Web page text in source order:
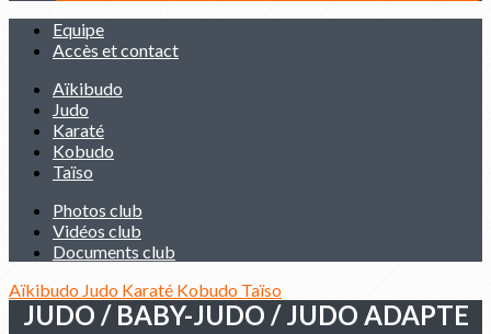
Equipe
Accès et contact
Aïkibudo
Judo
Karaté
Kobudo
Taïso
Photos club
Vidéos club
Documents club
Aïkibudo Judo Karaté Kobudo Taïso
JUDO / BABY-JUDO / JUDO ADAPTE